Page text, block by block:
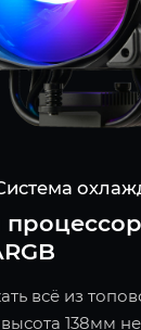
всё из
138мм